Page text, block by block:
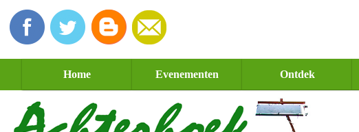
Home Evenementen Ontdek